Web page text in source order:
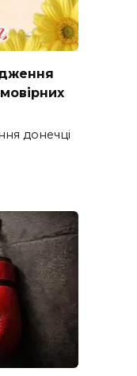
донечці